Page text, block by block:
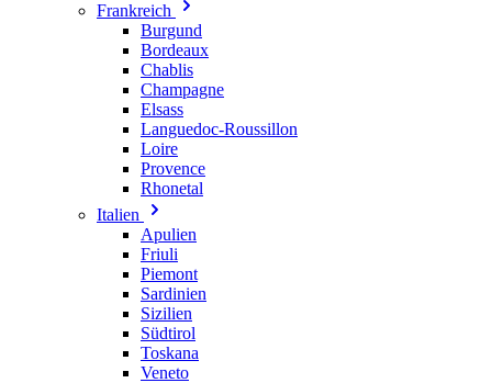
Frankreich
Burgund
Bordeaux
Chablis
Champagne
Elsass
Languedoc-Roussillon
Loire
Provence
Rhonetal
Italien
Apulien
Friuli
Piemont
Sardinien
Sizilien
Südtirol
Toskana
Veneto